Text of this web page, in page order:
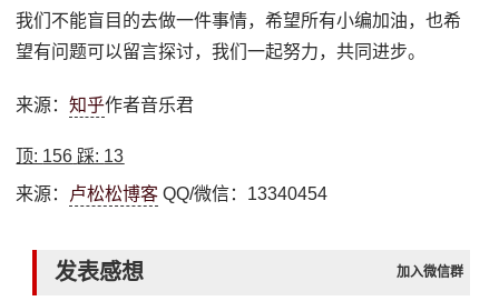
我们不能盲目的去做一件事情，希望所有小编加油，也希
望有问题可以留言探讨，我们一起努力，共同进步。
来源：知乎作者音乐君
顶: 156 踩: 13
来源： 卢松松博客 QQ/微信：13340454
发表感想 加入微信群